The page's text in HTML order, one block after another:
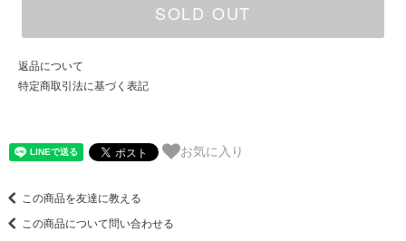
SOLD OUT
返品について
特定商取引法に基づく表記
お気に入り
この商品を友達に教える
この商品について問い合わせる